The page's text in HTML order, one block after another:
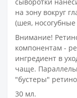
на зону вокруг
(шея, носогубные
Внимание!
компонентам -
ингредиент в
чаще.
"бустеры"
30 мл.